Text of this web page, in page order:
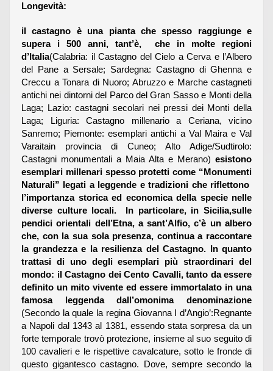
Longevità:
il castagno è una pianta che spesso raggiunge e
supera i 500 anni, tant’è, che in molte regioni
d’Italia(Calabria: il Castagno del Cielo a Cerva e l’Albero
del Pane a Sersale; Sardegna: Castagno di Ghenna e
Creccu a Tonara di Nuoro; Abruzzo e Marche castagneti
antichi nei dintorni del Parco del Gran Sasso e Monti della
Laga; Lazio: castagni secolari nei pressi dei Monti della
Laga; Liguria: Castagno millenario a Ceriana, vicino
Sanremo; Piemonte: esemplari antichi a Val Maira e Val
Varaitain provincia di Cuneo; Alto Adige/Sudtirolo:
Castagni monumentali a Maia Alta e Merano) esistono
esemplari millenari spesso protetti come “Monumenti
Naturali” legati a leggende e tradizioni che riflettono
l’importanza storica ed economica della specie nelle
diverse culture locali. In particolare, in Sicilia,sulle
pendici orientali dell’Etna, a sant’Alfio, c’è un albero
che, con la sua sola presenza, continua a raccontare
la grandezza e la resilienza del Castagno. In quanto
trattasi di uno degli esemplari più straordinari del
mondo: il Castagno dei Cento Cavalli, tanto da essere
definito un mito vivente ed essere immortalato in una
famosa leggenda dall’omonima denominazione
(Secondo la quale la regina Giovanna I d’Angio’:Regnante
a Napoli dal 1343 al 1381, essendo stata sorpresa da un
forte temporale trovò protezione, insieme al suo seguito di
100 cavalieri e le rispettive cavalcature, sotto le fronde di
questo gigantesco castagno. Dove, sempre secondo la